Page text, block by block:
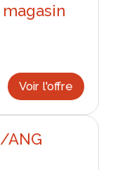
Voir l'offre
ANG